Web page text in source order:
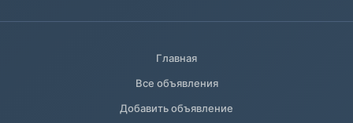
Главная
Все объявления
Добавить объявление